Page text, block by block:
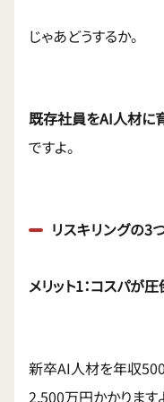
じゃあどうするか。
既存社員をAI人材に
ですよ。
リスキリングの3
メリット1：コスパが
新卒AI人材を年収
2,500万円かかります